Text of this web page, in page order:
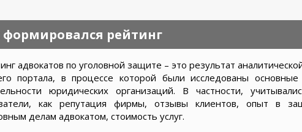
формировался рейтинг
адвокатов по уголовной защите – это результат
портала, в процессе которой были исследованы основные
юридических организаций. В частности,
как репутация фирмы, отзывы клиентов, опыт в
делам адвокатом, стоимость услуг.